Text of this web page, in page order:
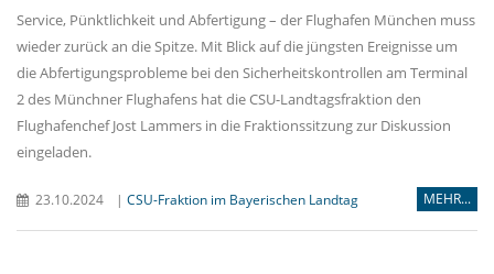
Service, Pünktlichkeit und Abfertigung – der Flughafen München muss
wieder zurück an die Spitze. Mit Blick auf die jüngsten Ereignisse um
die Abfertigungsprobleme bei den Sicherheitskontrollen am Terminal
2 des Münchner Flughafens hat die CSU-Landtagsfraktion den
Flughafenchef Jost Lammers in die Fraktionssitzung zur Diskussion
eingeladen.
23.10.2024 | CSU-Fraktion im Bayerischen Landtag MEHR...